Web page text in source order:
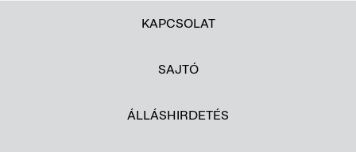
KAPCSOLAT
SAJTÓ
ÁLLÁSHIRDETÉS